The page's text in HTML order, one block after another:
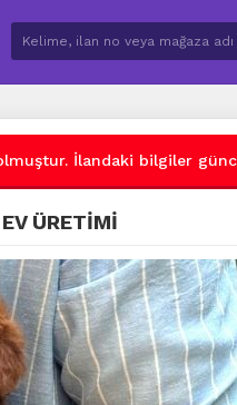
İlandaki bilgiler
ÜRETİMİ